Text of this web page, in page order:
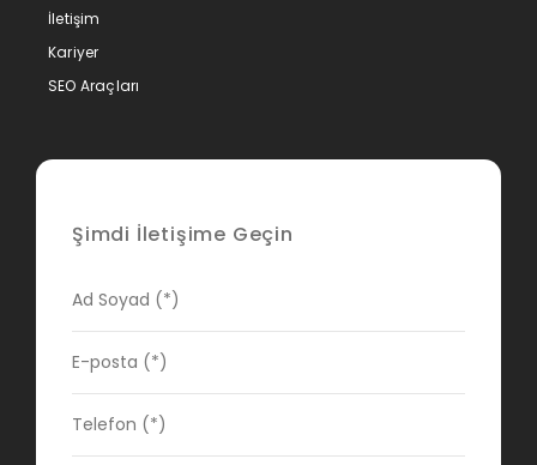
İletişim
Kariyer
SEO Araçları
Şimdi İletişime Geçin